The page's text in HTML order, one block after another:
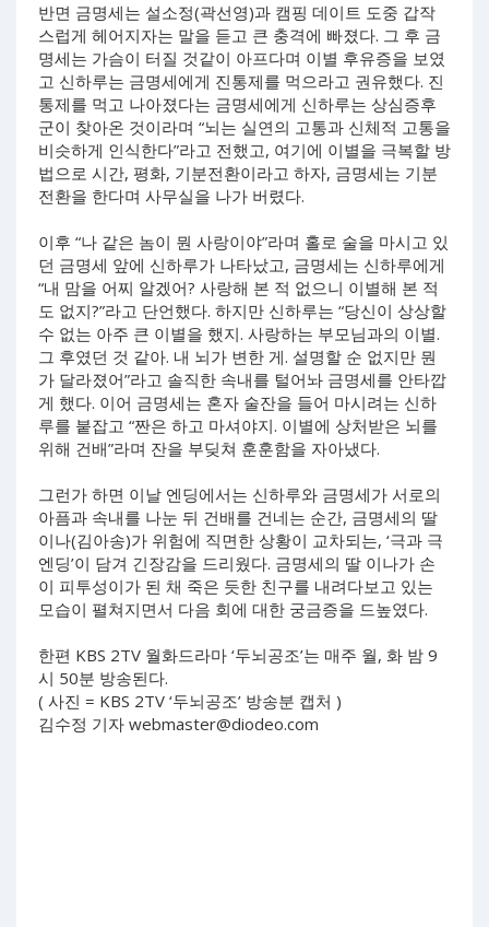
반면 금명세는 설소정(곽선영)과 캠핑 데이트 도중 갑작
스럽게 헤어지자는 말을 듣고 큰 충격에 빠졌다. 그 후 금
명세는 가슴이 터질 것같이 아프다며 이별 후유증을 보였
고 신하루는 금명세에게 진통제를 먹으라고 권유했다. 진
통제를 먹고 나아졌다는 금명세에게 신하루는 상심증후
군이 찾아온 것이라며 “뇌는 실연의 고통과 신체적 고통을
비슷하게 인식한다”라고 전했고, 여기에 이별을 극복할 방
법으로 시간, 평화, 기분전환이라고 하자, 금명세는 기분
전환을 한다며 사무실을 나가 버렸다.
이후 “나 같은 놈이 뭔 사랑이야”라며 홀로 술을 마시고 있
던 금명세 앞에 신하루가 나타났고, 금명세는 신하루에게
“내 맘을 어찌 알겠어? 사랑해 본 적 없으니 이별해 본 적
도 없지?”라고 단언했다. 하지만 신하루는 “당신이 상상할
수 없는 아주 큰 이별을 했지. 사랑하는 부모님과의 이별.
그 후였던 것 같아. 내 뇌가 변한 게. 설명할 순 없지만 뭔
가 달라졌어”라고 솔직한 속내를 털어놔 금명세를 안타깝
게 했다. 이어 금명세는 혼자 술잔을 들어 마시려는 신하
루를 붙잡고 “짠은 하고 마셔야지. 이별에 상처받은 뇌를
위해 건배”라며 잔을 부딪쳐 훈훈함을 자아냈다.
그런가 하면 이날 엔딩에서는 신하루와 금명세가 서로의
아픔과 속내를 나눈 뒤 건배를 건네는 순간, 금명세의 딸
이나(김아송)가 위험에 직면한 상황이 교차되는, ‘극과 극
엔딩’이 담겨 긴장감을 드리웠다. 금명세의 딸 이나가 손
이 피투성이가 된 채 죽은 듯한 친구를 내려다보고 있는
모습이 펼쳐지면서 다음 회에 대한 궁금증을 드높였다.
한편 KBS 2TV 월화드라마 ‘두뇌공조’는 매주 월, 화 밤 9
시 50분 방송된다.
( 사진 = KBS 2TV ‘두뇌공조’ 방송분 캡처 )
김수정 기자 webmaster@diodeo.com